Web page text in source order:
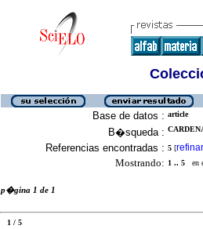
Base de datos : article
B�squeda :
Referencias encontradas : 5 [refinar
Mostrando: 1 .. 5 en
p�gina 1 de 1
1 / 5